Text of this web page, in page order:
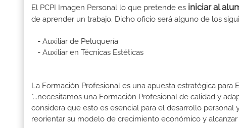
El PCPI Imagen Personal lo que pretende es iniciar al
de aprender un trabajo. Dicho oficio será alguno de los
- Auxiliar de Peluquería
- Auxiliar en Técnicas Estéticas
La Formación Profesional es una apuesta estratégica
"...necesitamos una Formación Profesional de calidad y
considera que esto es esencial para el desarrollo
reorientar su modelo de crecimiento económico y alcanzar